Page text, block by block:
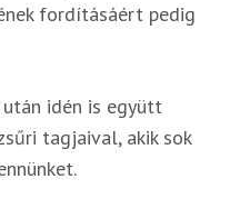
fordításáért pedig
idén is együtt
tagjaival, akik sok